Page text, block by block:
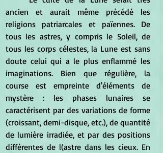
ancien et aurait même précédé les
religions patriarcales et païennes. De
tous les astres, y compris le Soleil, de
tous les corps célestes, la Lune est sans
doute celui qui a le plus enflammé les
imaginations. Bien que régulière, la
course est empreinte d'éléments de
mystère : les phases lunaires se
caractérisent par des variations de forme
(croissant, demi-disque, etc.), de quantité
de lumière irradiée, et par des positions
différentes de l(astre dans les cieux. En